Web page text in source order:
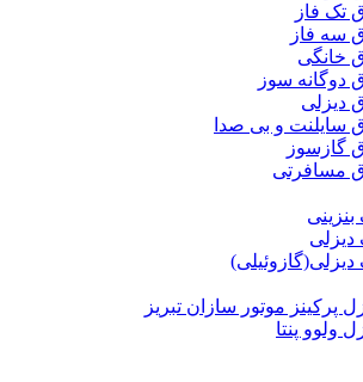
تک فاز
سه فاز
خانگی
دوگانه سوز
دیزلی
سایلنت و بی صدا
گازسوز
مسافرتی
دیزلی
دیزلی(گازوئیلی)
پرکینز موتور سازان تبریز
ولوو پنتا